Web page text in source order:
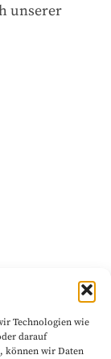
Technologien wie
darauf
können wir Daten
unserer